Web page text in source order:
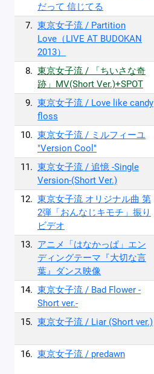
だって 信じてる
7. 東京女子流 / Partition
Love（LIVE AT BUDOKAN
2013）
8. 東京女子流 / 「ちいさな奇
跡」MV(Short Ver.)+SPOT
9. 東京女子流 / Love like candy
floss
10. 東京女子流 / ミルフィーユ
"Version Cool"
11. 東京女子流 / 追憶 -Single
Version-(Short Ver.)
12. 東京女子流 オリジナル曲 第
2弾「おんなじキモチ」振り
ビデオ
13. アニメ「はなかっぱ」エン
ディングテーマ『大切な言
葉』ダンス映像
14. 東京女子流 / Bad Flower -
Short ver.-
15. 東京女子流 / Liar (Short ver.)
16. 東京女子流 / predawn